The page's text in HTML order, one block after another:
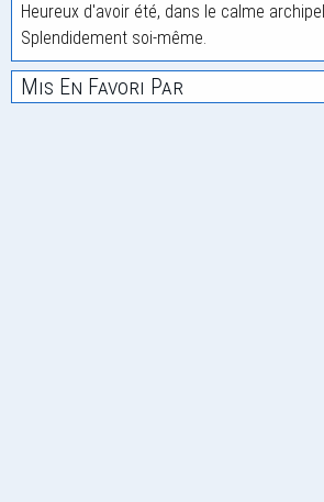
Heureux d'avoir été, dans le calme
Splendidement soi-même.
Mis En Favori Par